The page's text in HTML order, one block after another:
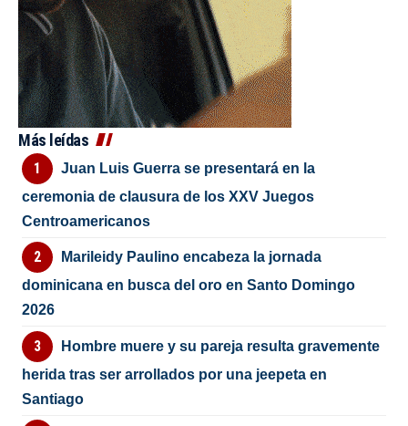
Más leídas
Juan Luis Guerra se presentará en la
ceremonia de clausura de los XXV Juegos
Centroamericanos
Marileidy Paulino encabeza la jornada
dominicana en busca del oro en Santo Domingo
2026
Hombre muere y su pareja resulta gravemente
herida tras ser arrollados por una jeepeta en
Santiago